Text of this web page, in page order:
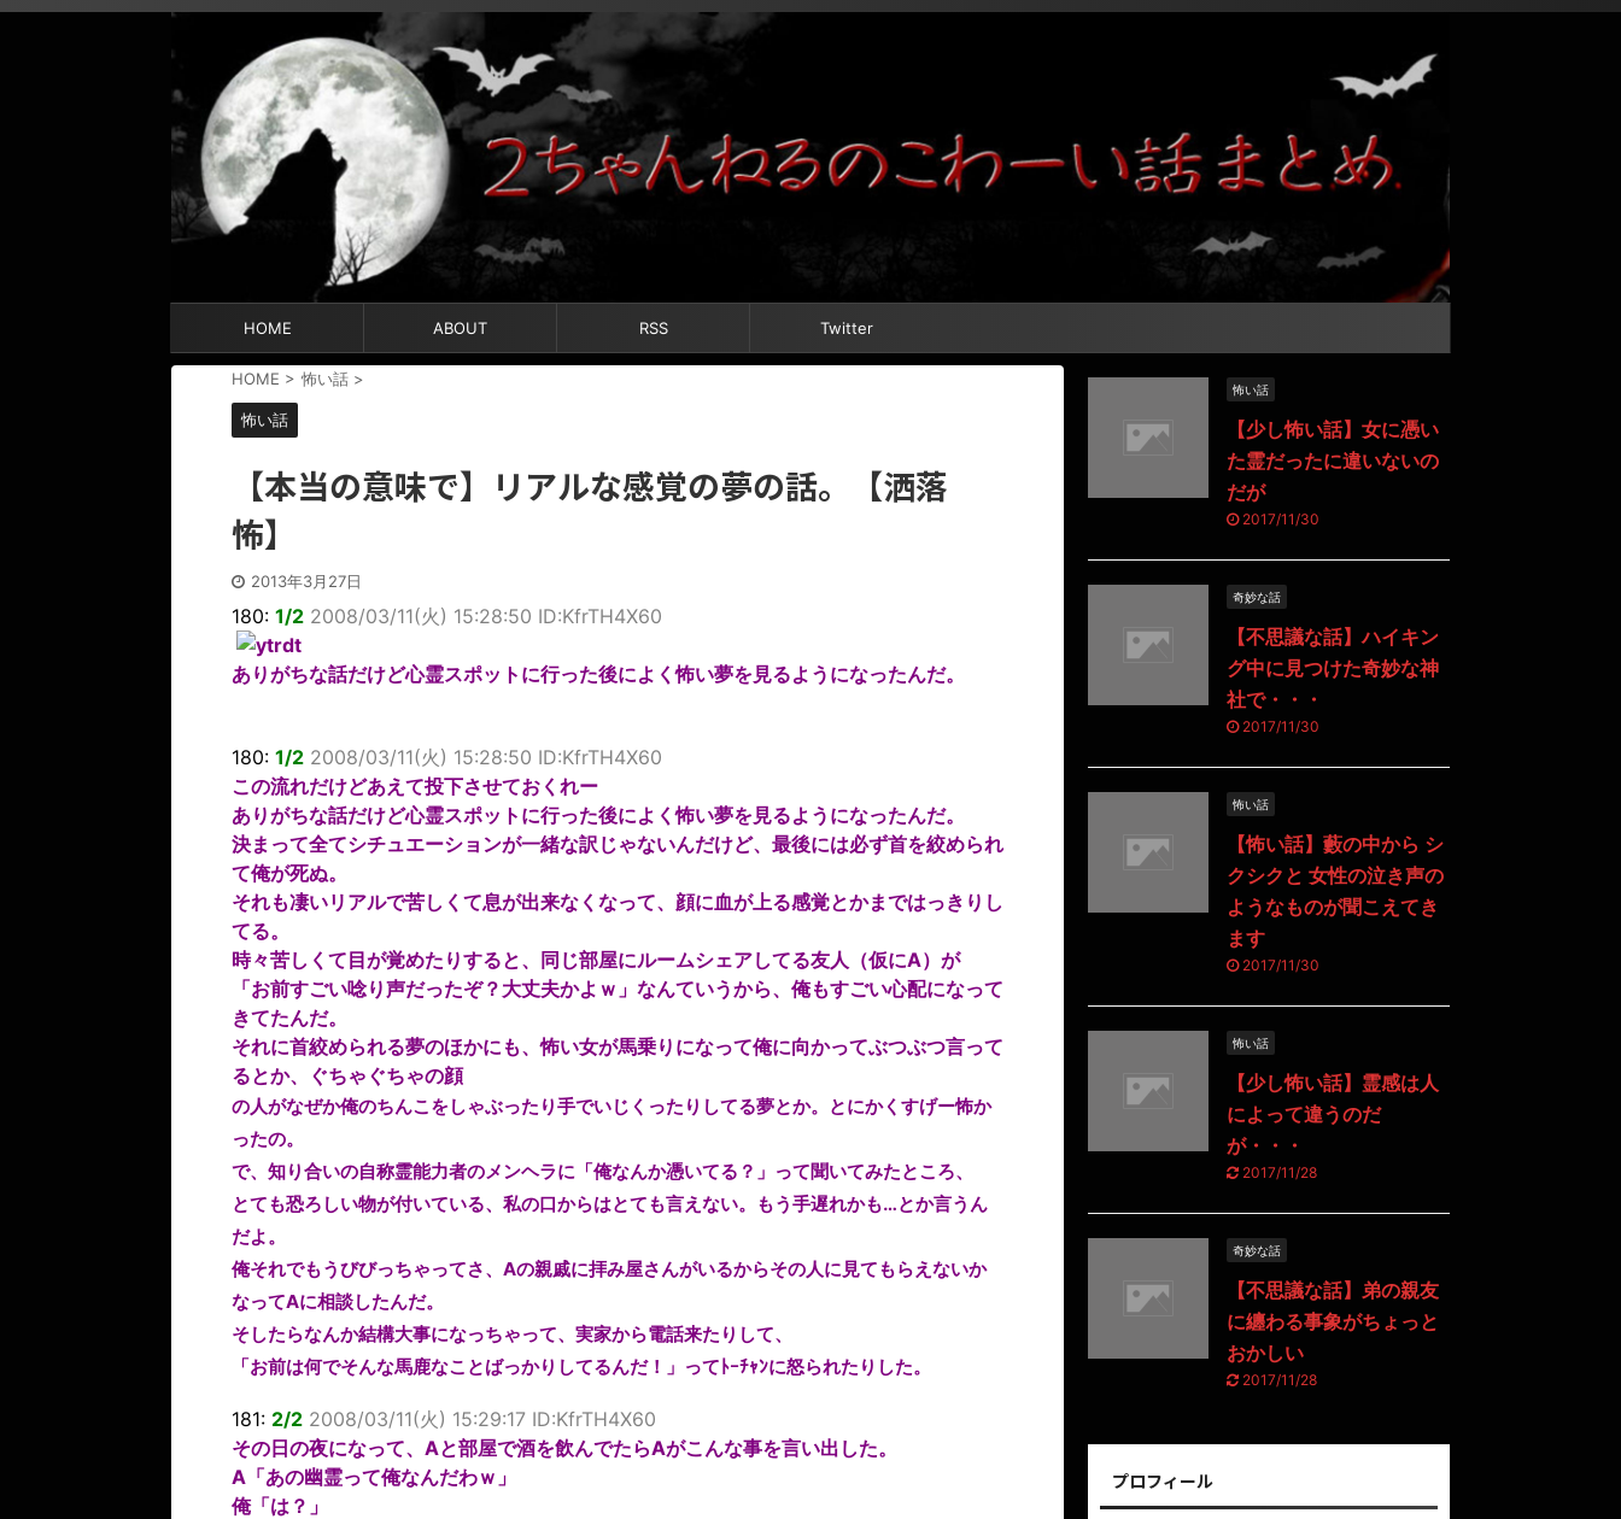
HOME ABOUT RSS Twitter
HOME > 怖い話 >
怖い話
【本当の意味で】リアルな感覚の夢の話。【洒落
怖】
2013年3月27日
180: 1/2 2008/03/11(火) 15:28:50 ID:KfrTH4X60
ありがちな話だけど心霊スポットに行った後によく怖い夢を見るようになったんだ。
180: 1/2 2008/03/11(火) 15:28:50 ID:KfrTH4X60
この流れだけどあえて投下させておくれー
ありがちな話だけど心霊スポットに行った後によく怖い夢を見るようになったんだ。
決まって全てシチュエーションが一緒な訳じゃないんだけど、最後には必ず首を絞められ
て俺が死ぬ。
それも凄いリアルで苦しくて息が出来なくなって、顔に血が上る感覚とかまではっきりし
てる。
時々苦しくて目が覚めたりすると、同じ部屋にルームシェアしてる友人（仮にA）が
「お前すごい唸り声だったぞ？大丈夫かよｗ」なんていうから、俺もすごい心配になって
きてたんだ。
それに首絞められる夢のほかにも、怖い女が馬乗りになって俺に向かってぶつぶつ言って
るとか、ぐちゃぐちゃの顔
の人がなぜか俺のちんこをしゃぶったり手でいじくったりしてる夢とか。とにかくすげー怖か
ったの。
で、知り合いの自称霊能力者のメンヘラに「俺なんか憑いてる？」って聞いてみたところ、
とても恐ろしい物が付いている、私の口からはとても言えない。もう手遅れかも…とか言うん
だよ。
俺それでもうびびっちゃってさ、Aの親戚に拝み屋さんがいるからその人に見てもらえないか
なってAに相談したんだ。
そしたらなんか結構大事になっちゃって、実家から電話来たりして、
「お前は何でそんな馬鹿なことばっかりしてるんだ！」ってﾄｰﾁｬﾝに怒られたりした。
181: 2/2 2008/03/11(火) 15:29:17 ID:KfrTH4X60
その日の夜になって、Aと部屋で酒を飲んでたらAがこんな事を言い出した。
A「あの幽霊って俺なんだわｗ」
俺「は？」
怖い話
【少し怖い話】女に憑い
た霊だったに違いないの
だが
2017/11/30
奇妙な話
【不思議な話】ハイキン
グ中に見つけた奇妙な神
社で・・・
2017/11/30
怖い話
【怖い話】藪の中から シ
クシクと 女性の泣き声の
ようなものが聞こえてき
ます
2017/11/30
怖い話
【少し怖い話】霊感は人
によって違うのだ
が・・・
2017/11/28
奇妙な話
【不思議な話】弟の親友
に纏わる事象がちょっと
おかしい
2017/11/28
プロフィール